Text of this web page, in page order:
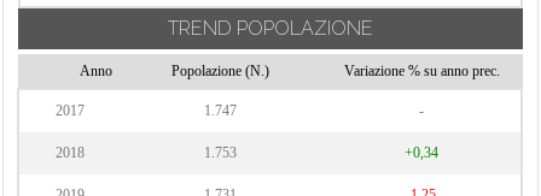
TREND POPOLAZIONE
Anno Popolazione (N.) Variazione % su anno prec.
2017 1.747 -
2018 1.753 +0,34